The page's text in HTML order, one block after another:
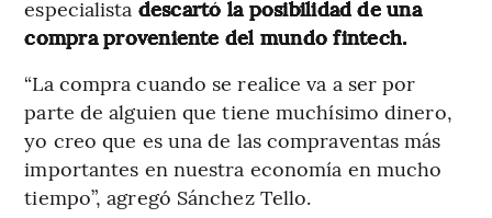
especialista descartó la posibilidad de una
compra proveniente del mundo fintech.
“La compra cuando se realice va a ser por
parte de alguien que tiene muchísimo dinero,
yo creo que es una de las compraventas más
importantes en nuestra economía en mucho
tiempo”, agregó Sánchez Tello.